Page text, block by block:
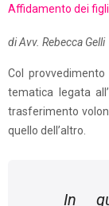
Affidamento dei figli
di Avv. Rebecca Gelli
Col
tematica legata
trasferimento
quello dell’altro.
In